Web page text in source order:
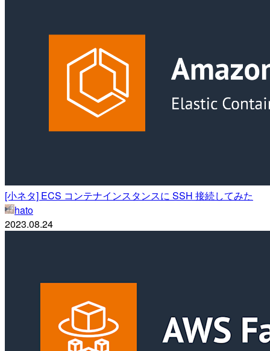
[小ネタ] ECS コンテナインスタンスに SSH 接続してみた
hato
2023.08.24